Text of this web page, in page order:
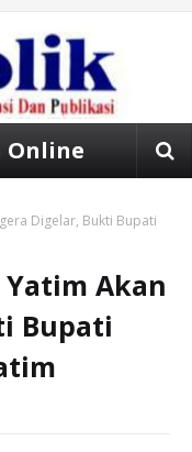
Online
Digelar, Bukti Bupati
Akan
Bupati